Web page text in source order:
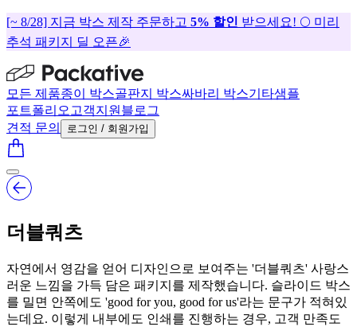
[~ 8/28] 지금 박스 제작 주문하고 5% 할인 받으세요! 🌕 미리
추석 패키지 딜 오픈🎉
모든 제품종이 박스골판지 박스싸바리 박스기타샘플
포트폴리오 고객지원 블로그
견적 문의
로그인 / 회원가입
더블쿼츠
자연에서 영감을 얻어 디자인으로 보여주는 '더블쿼츠' 사랑스
러운 느낌을 가득 담은 패키지를 제작했습니다. 슬라이드 박스
를 밀면 안쪽에도 'good for you, good for us'라는 문구가 적혀있
는데요. 이렇게 내부에도 인쇄를 진행하는 경우, 고객 만족도